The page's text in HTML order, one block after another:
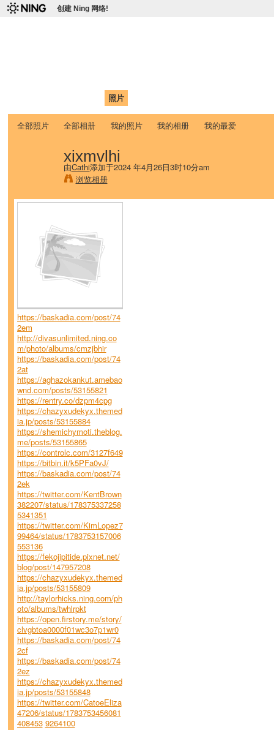
创建 Ning 网络!
照片
全部照片 全部相册 我的照片 我的相册 我的最爱
xixmvlhi
由Cathi添加于2024 年4月26日3时10分am
浏览相册
https://baskadia.com/post/74
2em
http://divasunlimited.ning.co
m/photo/albums/cmzjbhir
https://baskadia.com/post/74
2at
https://aghazokankut.amebao
wnd.com/posts/53155821
https://rentry.co/dzpm4cpg
https://chazyxudekyx.themed
ia.jp/posts/53155884
https://shemichymoti.theblog.
me/posts/53155865
https://controlc.com/3127f649
https://bitbin.it/k5PFa0vJ/
https://baskadia.com/post/74
2ek
https://twitter.com/KentBrown
382207/status/178375337258
5341351
https://twitter.com/KimLopez7
99464/status/1783753157006
553136
https://fekojipitide.pixnet.net/
blog/post/147957208
https://chazyxudekyx.themed
ia.jp/posts/53155809
http://taylorhicks.ning.com/ph
oto/albums/twhlrpkt
https://open.firstory.me/story/
clvgbtoa0000f01wc3o7p1wr0
https://baskadia.com/post/74
2cf
https://baskadia.com/post/74
2ez
https://chazyxudekyx.themed
ia.jp/posts/53155848
https://twitter.com/CatoeEliza
47206/status/1783753456081
408453 9264100